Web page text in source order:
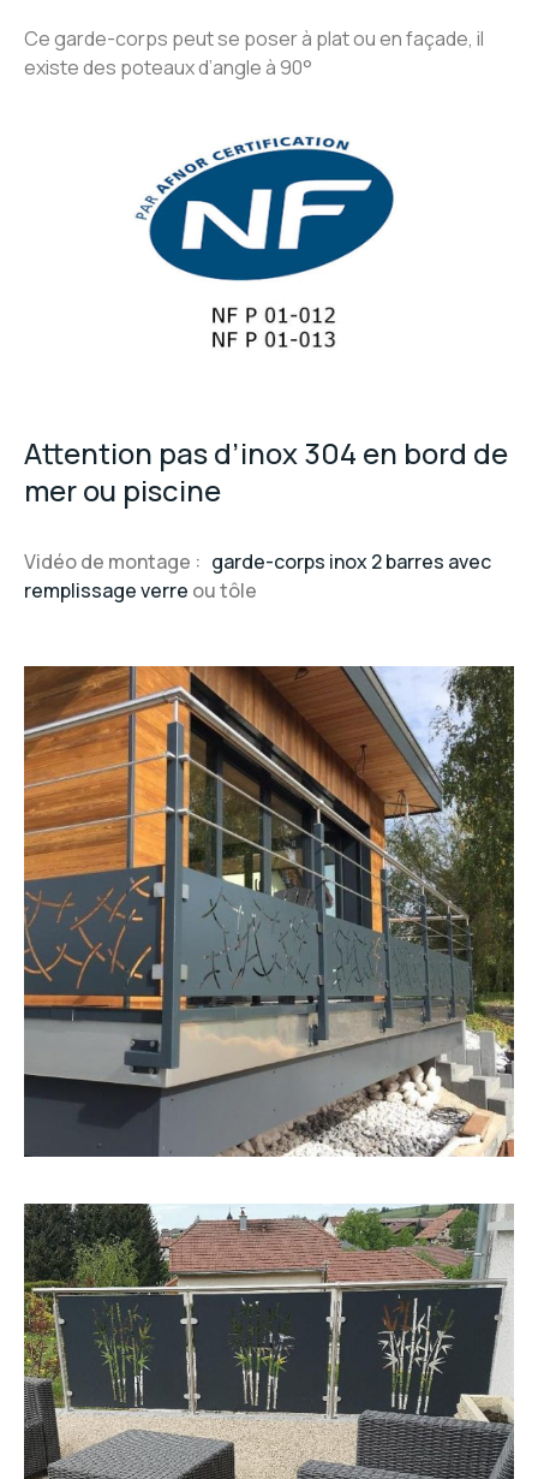
Ce garde-corps peut se poser à plat ou en façade, il
existe des poteaux d’angle à 90°
Attention pas d’inox 304 en bord de
mer ou piscine
Vidéo de montage : garde-corps inox 2 barres avec
remplissage verre ou tôle